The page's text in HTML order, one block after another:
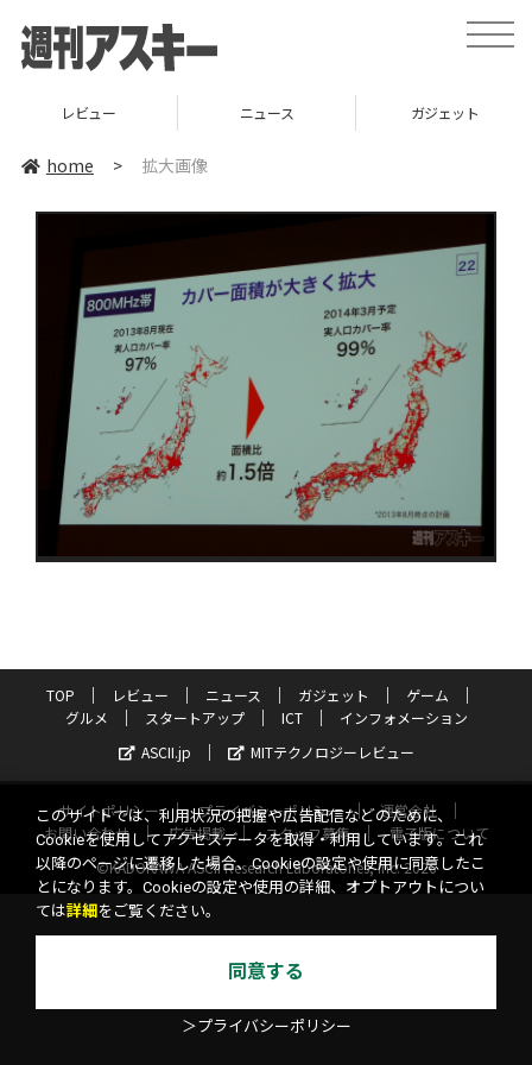
toggle
レビュー ニュース ガジェット
home > 拡大画像
TOP レビュー ニュース ガジェット
ゲーム
グルメ
スタートアップ ICT
インフォメーション
ASCII.jp
MITテクノロジーレビュー
サイトポリシー プライバシーポリシー
運営会社
お問い合わせ
広告掲載 スタッフ募集
電子版について
©KADOKAWA ASCII Research Laboratories, Inc. 2026
このサイトでは、利用状況の把握や広告配信などのために、
Cookieを使用してアクセスデータを取得・利用しています。これ
以降のページに遷移した場合、Cookieの設定や使用に同意したこ
とになります。Cookieの設定や使用の詳細、オプトアウトについ
ては詳細 をご覧ください。
同意する
＞プライバシーポリシー